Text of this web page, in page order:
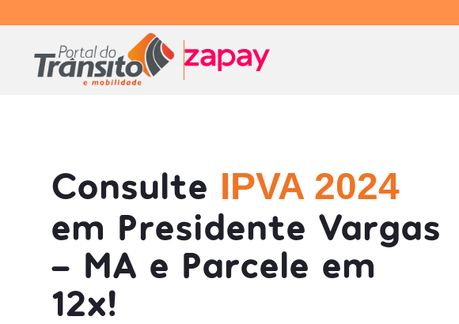
Consulte IPVA 2024
em Presidente Vargas
- MA e Parcele em
12x!